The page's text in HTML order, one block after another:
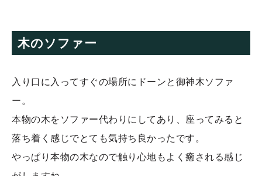
木のソファー
入り口に入ってすぐの場所にドーンと御神木ソファ
ー。
本物の木をソファー代わりにしてあり、座ってみると
落ち着く感じでとても気持ち良かったです。
やっぱり本物の木なので触り心地もよく癒される感じ